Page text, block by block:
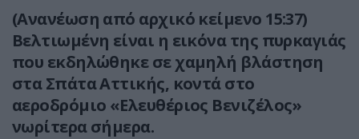
(Aνανέωση από αρχικό κείμενο 15:37)
Βελτιωμένη είναι η εικόνα της πυρκαγιάς
που εκδηλώθηκε σε χαμηλή βλάστηση
στα Σπάτα Αττικής, κοντά στο
αεροδρόμιο «Ελευθέριος Βενιζέλος»
νωρίτερα σήμερα.